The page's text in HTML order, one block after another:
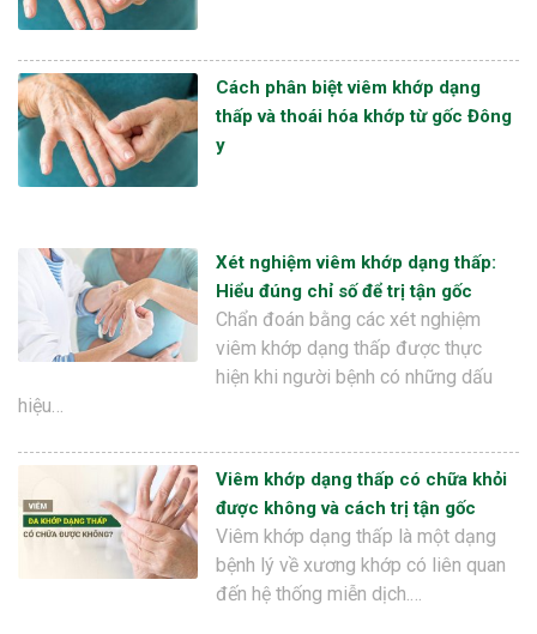
Cách phân biệt viêm khớp dạng
thấp và thoái hóa khớp từ gốc Đông
y
Xét nghiệm viêm khớp dạng thấp:
Hiểu đúng chỉ số để trị tận gốc
Chẩn đoán bằng các xét nghiệm
viêm khớp dạng thấp được thực
hiện khi người bệnh có những dấu
hiệu…
Viêm khớp dạng thấp có chữa khỏi
được không và cách trị tận gốc
Viêm khớp dạng thấp là một dạng
bệnh lý về xương khớp có liên quan
đến hệ thống miễn dịch.…